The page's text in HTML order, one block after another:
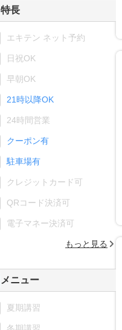
特長
エキテン ネット予約
日祝OK
早朝OK
21時以降OK
24時間営業
クーポン有
駐車場有
クレジットカード可
QRコード決済可
電子マネー決済可
もっと見る
メニュー
夏期講習
冬期講習